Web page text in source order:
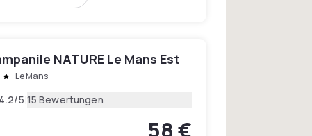
NATURE Le Mans Est
Le Mans
4.2/5|15 Bewertungen
58 €